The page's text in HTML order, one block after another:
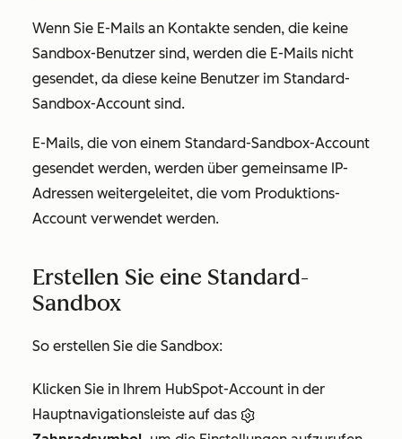
Wenn Sie E-Mails an Kontakte senden, die keine
Sandbox-Benutzer sind, werden die E-Mails nicht
gesendet, da diese keine Benutzer im Standard-
Sandbox-Account sind.
E-Mails, die von einem Standard-Sandbox-Account
gesendet werden, werden über gemeinsame IP-
Adressen weitergeleitet, die vom Produktions-
Account verwendet werden.
Erstellen Sie eine Standard-
Sandbox
So erstellen Sie die Sandbox:
Klicken Sie in Ihrem HubSpot-Account in der
Hauptnavigationsleiste auf das